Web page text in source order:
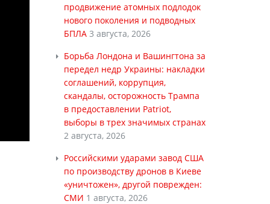
продвижение атомных подлодок
нового поколения и подводных
БПЛА 3 августа, 2026
Борьба Лондона и Вашингтона за
передел недр Украины: накладки
соглашений, коррупция,
скандалы, осторожность Трампа
в предоставлении Patriot,
выборы в трех значимых странах
2 августа, 2026
Российскими ударами завод США
по производству дронов в Киеве
«уничтожен», другой поврежден:
СМИ 1 августа, 2026